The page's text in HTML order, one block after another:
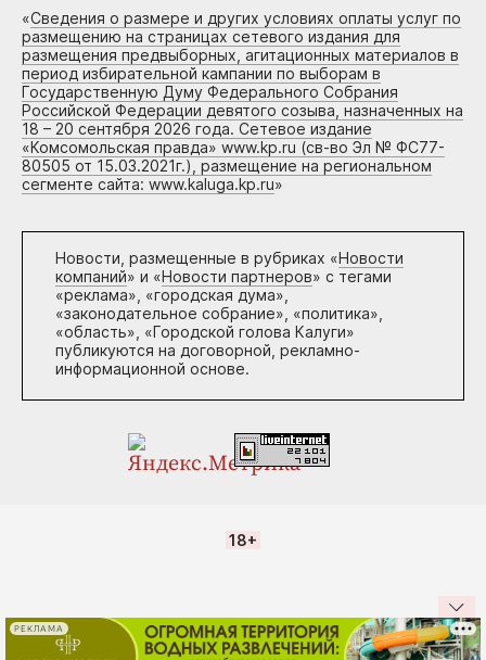
«Сведения о размере и других условиях оплаты услуг по
размещению на страницах сетевого издания для
размещения предвыборных, агитационных материалов в
период избирательной кампании по выборам в
Государственную Думу Федерального Собрания
Российской Федерации девятого созыва, назначенных на
18 – 20 сентября 2026 года. Сетевое издание
«Комсомольская правда» www.kp.ru (св-во Эл № ФС77-
80505 от 15.03.2021г.), размещение на региональном
сегменте сайта: www.kaluga.kp.ru»
Новости, размещенные в рубриках «Новости
компаний» и «Новости партнеров» с тегами
«реклама», «городская дума»,
«законодательное собрание», «политика»,
«область», «Городской голова Калуги»
публикуются на договорной, рекламно-
информационной основе.
18+
РЕКЛАМА